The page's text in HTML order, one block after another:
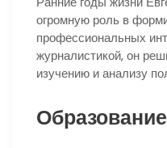
огромную роль в
профессиональных
журналистикой, он
изучению и анализу